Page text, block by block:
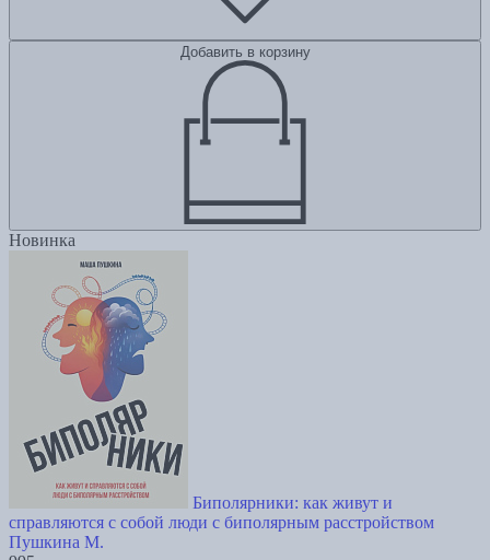
Добавить в корзину
Новинка
Биполярники: как живут и
справляются с собой люди с биполярным расстройством
Пушкина М.